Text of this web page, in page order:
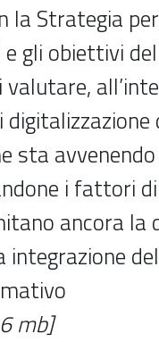
la Strategia
gli obiettivi
sta
i fattori
ancora la
integrazione
mb]